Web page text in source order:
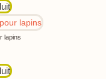
lapins